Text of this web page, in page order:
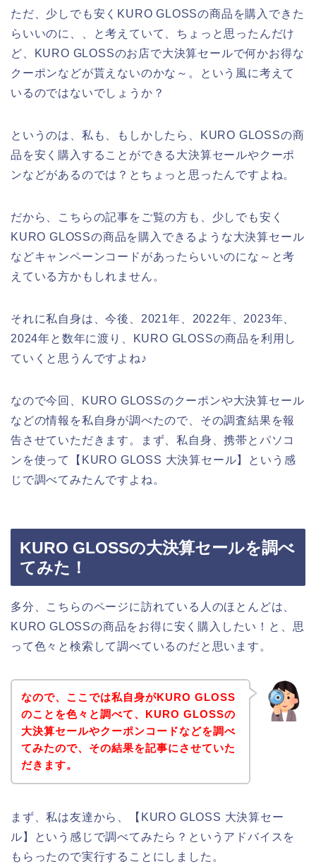
ただ、少しでも安くKURO GLOSSの商品を購入できた
らいいのに、、と考えていて、ちょっと思ったんだけ
ど、KURO GLOSSのお店で大決算セールで何かお得な
クーポンなどが貰えないのかな～。という風に考えて
いるのではないでしょうか？
というのは、私も、もしかしたら、KURO GLOSSの商
品を安く購入することができる大決算セールやクーポ
ンなどがあるのでは？とちょっと思ったんですよね。
だから、こちらの記事をご覧の方も、少しでも安く
KURO GLOSSの商品を購入できるような大決算セール
などキャンペーンコードがあったらいいのにな～と考
えている方かもしれません。
それに私自身は、今後、2021年、2022年、2023年、
2024年と数年に渡り、KURO GLOSSの商品を利用し
ていくと思うんですよね♪
なので今回、KURO GLOSSのクーポンや大決算セール
などの情報を私自身が調べたので、その調査結果を報
告させていただきます。まず、私自身、携帯とパソコ
ンを使って【KURO GLOSS 大決算セール】という感
じで調べてみたんですよね。
KURO GLOSSの大決算セールを調べ
てみた！
多分、こちらのページに訪れている人のほとんどは、
KURO GLOSSの商品をお得に安く購入したい！と、思
って色々と検索して調べているのだと思います。
なので、ここでは私自身がKURO GLOSS
のことを色々と調べて、KURO GLOSSの
大決算セールやクーポンコードなどを調べ
てみたので、その結果を記事にさせていた
だきます。
まず、私は友達から、【KURO GLOSS 大決算セー
ル】という感じで調べてみたら？というアドバイスを
もらったので実行することにしました。